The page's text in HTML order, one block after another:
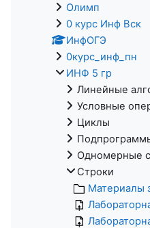
Олимп
0 курс Инф Вск
ИнфОГЭ
0курс_инф_пн
ИНФ 5 гр
Линейные
Условные
Циклы
Одномерные
Строки
Материалы